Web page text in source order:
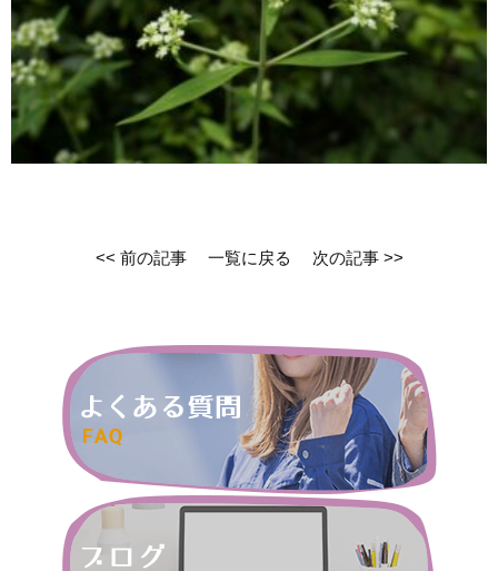
<< 前の記事 一覧に戻る 次の記事 >>